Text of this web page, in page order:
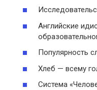
Английские
Популярность
Хлеб — всему
Система